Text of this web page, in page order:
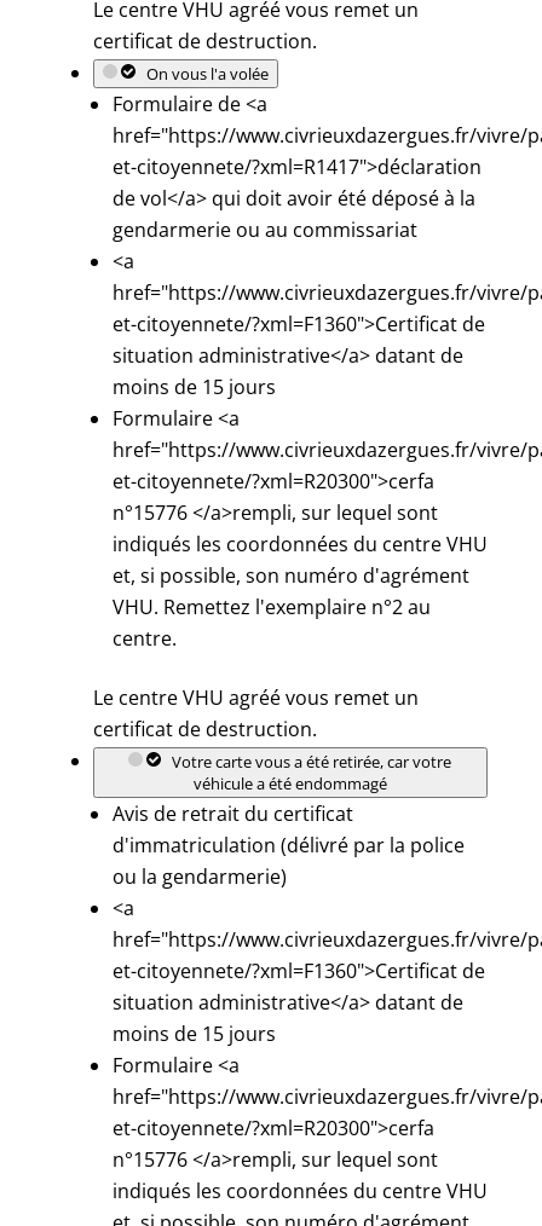
Le centre VHU agréé vous remet un
certificat de destruction.
On vous l'a volée
Formulaire de <a
href="https://www.civrieuxdazergues.fr/vivre/
et-citoyennete/?xml=R1417">déclaration
de vol</a> qui doit avoir été déposé à la
gendarmerie ou au commissariat
<a
href="https://www.civrieuxdazergues.fr/vivre/
et-citoyennete/?xml=F1360">Certificat de
situation administrative</a> datant de
moins de 15 jours
Formulaire <a
href="https://www.civrieuxdazergues.fr/vivre/
et-citoyennete/?xml=R20300">cerfa
n°15776 </a>rempli, sur lequel sont
indiqués les coordonnées du centre VHU
et, si possible, son numéro d'agrément
VHU. Remettez l'exemplaire n°2 au
centre.
Le centre VHU agréé vous remet un
certificat de destruction.
Votre carte vous a été retirée, car votre
véhicule a été endommagé
Avis de retrait du certificat
d'immatriculation (délivré par la police
ou la gendarmerie)
<a
href="https://www.civrieuxdazergues.fr/vivre/
et-citoyennete/?xml=F1360">Certificat de
situation administrative</a> datant de
moins de 15 jours
Formulaire <a
href="https://www.civrieuxdazergues.fr/vivre/
et-citoyennete/?xml=R20300">cerfa
n°15776 </a>rempli, sur lequel sont
indiqués les coordonnées du centre VHU